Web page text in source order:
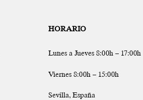
HORARIO
Lunes a Jueves 8:00h – 17:00h
Viernes 8:00h – 15:00h
Sevilla, España